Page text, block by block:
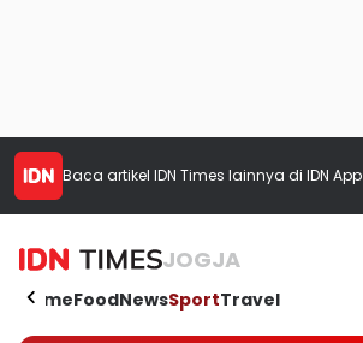
Baca artikel IDN Times lainnya di IDN App
JOGJA
HomeFoodNewsSportTravel